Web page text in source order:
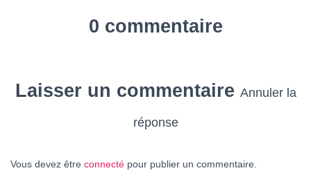
0 commentaire
Laisser un commentaire Annuler la
réponse
Vous devez être connecté pour publier un commentaire.